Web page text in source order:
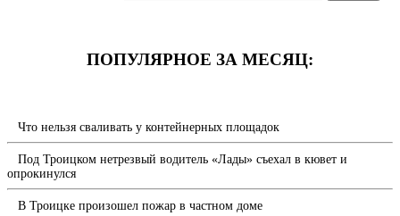
ПОПУЛЯРНОЕ ЗА МЕСЯЦ:
Что нельзя сваливать у контейнерных площадок
Под Троицком нетрезвый водитель «Лады» съехал в кювет и
опрокинулся
В Троицке произошел пожар в частном доме